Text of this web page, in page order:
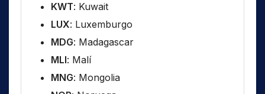
KWT: Kuwait
LUX: Luxemburgo
MDG: Madagascar
MLI: Malí
MNG: Mongolia